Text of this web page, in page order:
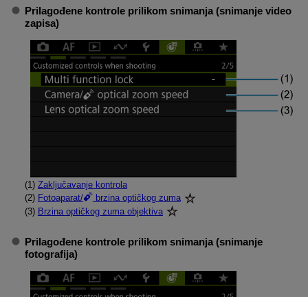
Prilagođene kontrole prilikom snimanja(snimanje video
zapisa)
(1) Zaključavanje kontrola
(2) Fotoaparat/
brzina optičkog zuma
(3) Brzina optičkog zuma objektiva
Prilagođene kontrole prilikom snimanja(snimanje
fotografija)